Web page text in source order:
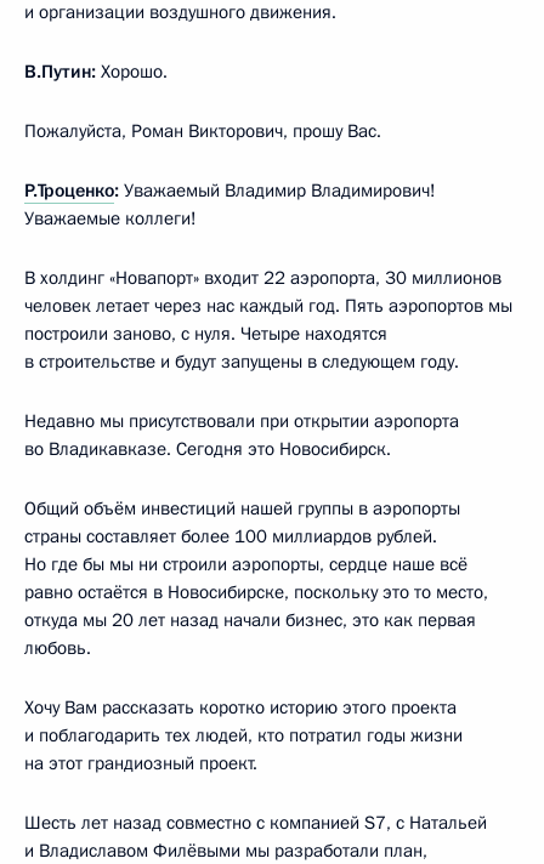
и организации воздушного движения.
В.Путин: Хорошо.
Пожалуйста, Роман Викторович, прошу Вас.
Р.Троценко: Уважаемый Владимир Владимирович!
Уважаемые коллеги!
В холдинг «Новапорт» входит 22 аэропорта, 30 миллионов
человек летает через нас каждый год. Пять аэропортов мы
построили заново, с нуля. Четыре находятся
в строительстве и будут запущены в следующем году.
Недавно мы присутствовали при открытии аэропорта
во Владикавказе. Сегодня это Новосибирск.
Общий объём инвестиций нашей группы в аэропорты
страны составляет более 100 миллиардов рублей.
Но где бы мы ни строили аэропорты, сердце наше всё
равно остаётся в Новосибирске, поскольку это то место,
откуда мы 20 лет назад начали бизнес, это как первая
любовь.
Хочу Вам рассказать коротко историю этого проекта
и поблагодарить тех людей, кто потратил годы жизни
на этот грандиозный проект.
Шесть лет назад совместно с компанией S7, с Натальей
и Владиславом Филёвыми мы разработали план,